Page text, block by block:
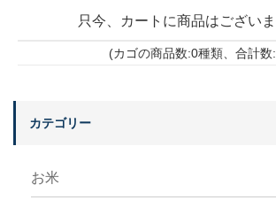
只今、カートに商品はございま
(カゴの商品数:0種類、合計数
カテゴリー
お米